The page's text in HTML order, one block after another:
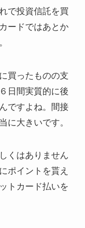
で投資信託を買
ードではあとか
買ったものの支
日間実質的に後
ですよね。間接
に大きいです。
くはありません
ポイントを貰え
トカード払いを